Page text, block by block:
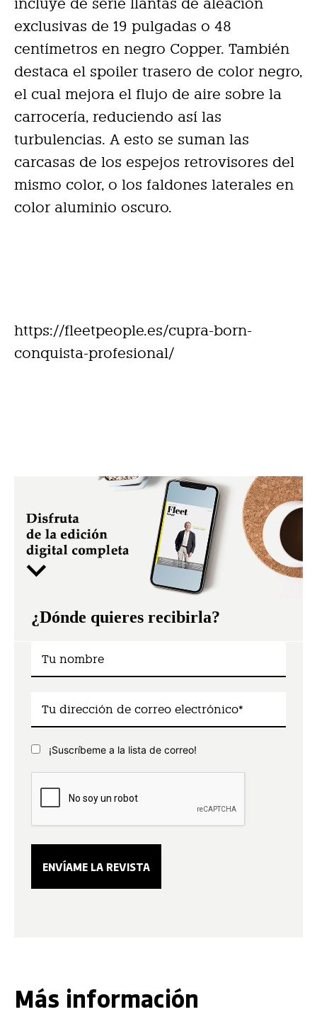
incluye de serie llantas de aleación
exclusivas de 19 pulgadas o 48
centímetros en negro Copper. También
destaca el spoiler trasero de color negro,
el cual mejora el flujo de aire sobre la
carrocería, reduciendo así las
turbulencias. A esto se suman las
carcasas de los espejos retrovisores del
mismo color, o los faldones laterales en
color aluminio oscuro.
https://fleetpeople.es/cupra-born-
conquista-profesional/
¿Dónde quieres recibirla?
¡Suscríbeme a la lista de correo!
Más información